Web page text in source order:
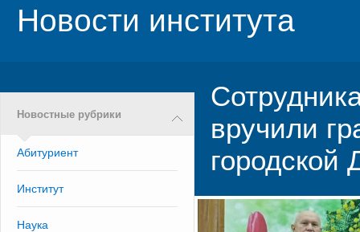
Новости института
Новостные рубрики
Абитуриент
Институт
Наука
вручили
городской